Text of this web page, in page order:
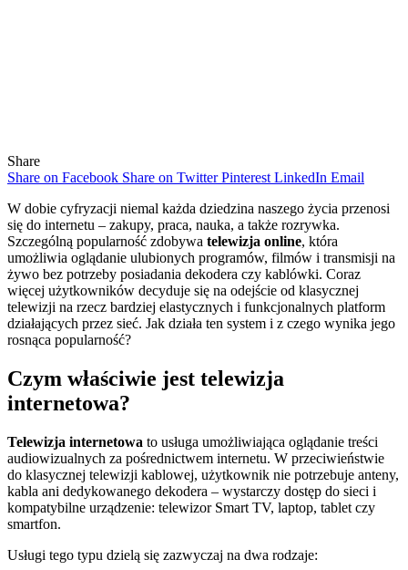
Share
Share on Facebook Share on Twitter Pinterest LinkedIn Email
W dobie cyfryzacji niemal każda dziedzina naszego życia przenosi
się do internetu – zakupy, praca, nauka, a także rozrywka.
Szczególną popularność zdobywa telewizja online, która
umożliwia oglądanie ulubionych programów, filmów i transmisji na
żywo bez potrzeby posiadania dekodera czy kablówki. Coraz
więcej użytkowników decyduje się na odejście od klasycznej
telewizji na rzecz bardziej elastycznych i funkcjonalnych platform
działających przez sieć. Jak działa ten system i z czego wynika jego
rosnąca popularność?
Czym właściwie jest telewizja
internetowa?
Telewizja internetowa to usługa umożliwiająca oglądanie treści
audiowizualnych za pośrednictwem internetu. W przeciwieństwie
do klasycznej telewizji kablowej, użytkownik nie potrzebuje anteny,
kabla ani dedykowanego dekodera – wystarczy dostęp do sieci i
kompatybilne urządzenie: telewizor Smart TV, laptop, tablet czy
smartfon.
Usługi tego typu dzielą się zazwyczaj na dwa rodzaje: